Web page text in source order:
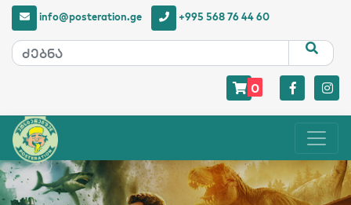
info@posteration.ge +995 568 76 44 60
0